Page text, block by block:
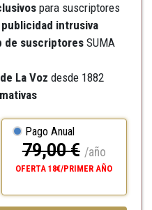
para suscriptores
intrusiva
de suscriptores SUMA
de La Voz desde 1882
Pago Anual
79,00 € /año
OFERTA 18€/PRIMER AÑO